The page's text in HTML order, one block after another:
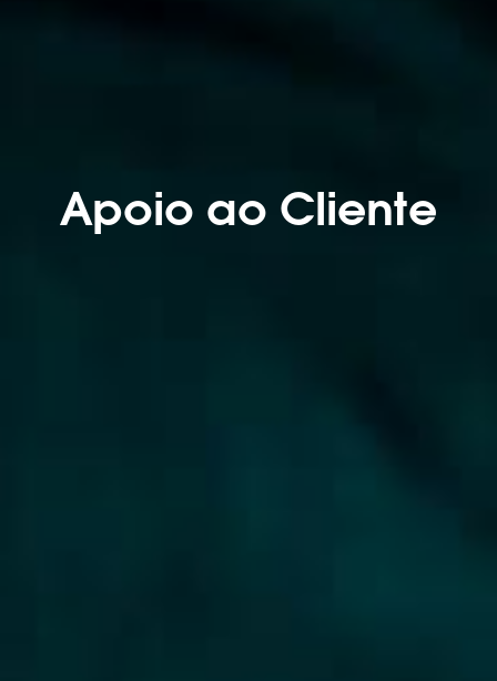
Apoio ao Cliente